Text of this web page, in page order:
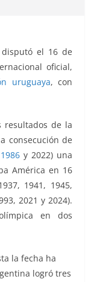
el 16 de
oficial,
uruguaya, con
resultados de la
consecución de
1986 y 2022) una
América en 16
1941, 1945,
2021 y 2024).
en dos
la fecha ha
logró tres